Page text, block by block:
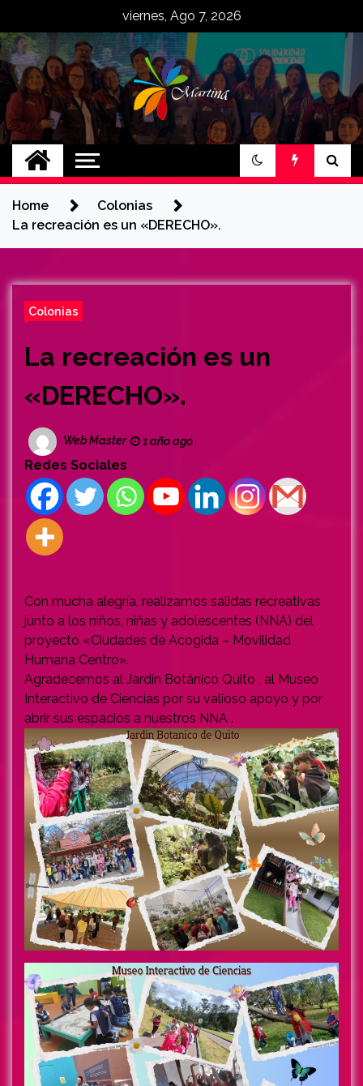
content
viernes, Ago 7, 2026
MartinaCE
Martina Construyendo Esperanza
Home
Colonias
La recreación es un «DERECHO».
Colonias
La recreación es un
«DERECHO».
Web Master 1 año ago
Redes Sociales
Con mucha alegría, realizamos salidas recreativas
junto a los niños, niñas y adolescentes (NNA) del
proyecto «Ciudades de Acogida – Movilidad
Humana Centro».
Agradecemos al Jardín Botánico Quito , al Museo
Interactivo de Ciencias por su valioso apoyo y por
abrir sus espacios a nuestros NNA .